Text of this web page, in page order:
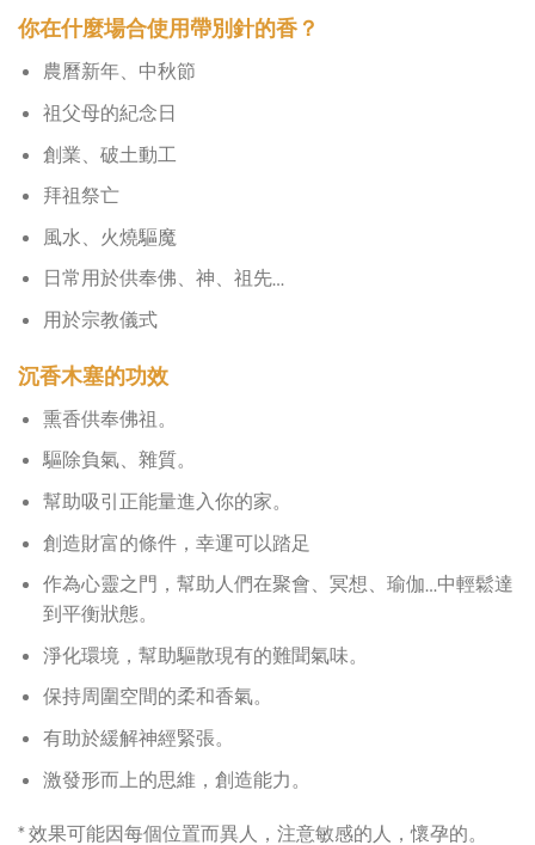
你在什麼場合使用帶別針的香？
農曆新年、中秋節
祖父母的紀念日
創業、破土動工
拜祖祭亡
風水、火燒驅魔
日常用於供奉佛、神、祖先…
用於宗教儀式
沉香木塞的功效
熏香供奉佛祖。
驅除負氣、雜質。
幫助吸引正能量進入你的家。
創造財富的條件，幸運可以踏足
作為心靈之門，幫助人們在聚會、冥想、瑜伽…中輕鬆達
到平衡狀態。
淨化環境，幫助驅散現有的難聞氣味。
保持周圍空間的柔和香氣。
有助於緩解神經緊張。
激發形而上的思維，創造能力。
* 效果可能因每個位置而異人，注意敏感的人，懷孕的。